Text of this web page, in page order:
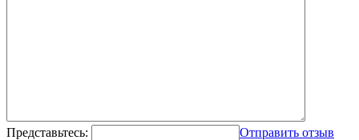
Представьтесь: Отправить отзыв